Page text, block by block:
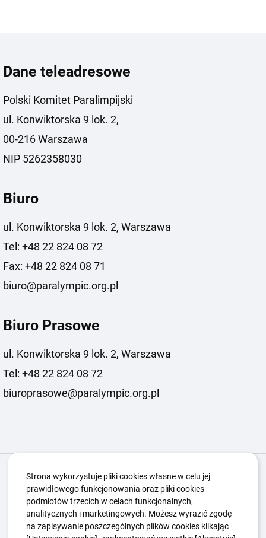
Dane teleadresowe
Polski Komitet Paralimpijski
ul. Konwiktorska 9 lok. 2,
00-216 Warszawa
NIP 5262358030
Biuro
ul. Konwiktorska 9 lok. 2, Warszawa
Tel: +48 22 824 08 72
Fax: +48 22 824 08 71
biuro@paralympic.org.pl
Biuro Prasowe
ul. Konwiktorska 9 lok. 2, Warszawa
Tel: +48 22 824 08 72
biuroprasowe@paralympic.org.pl
Igrzyska Paralimpijskie O nas
Kwalifikacje ZSK
Kluby Aktualności
Edukacja
Guttmanny Kontakt
Strona wykorzystuje pliki cookies własne w celu jej
prawidłowego funkcjonowania oraz pliki cookies
podmiotów trzecich w celach funkcjonalnych,
analitycznych i marketingowych. Możesz wyrazić zgodę
na zapisywanie poszczególnych plików cookies klikając